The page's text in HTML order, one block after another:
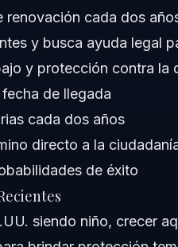
la renovación de DACA?
fuera de Estados Unidos?
renovación cada dos
y busca ayuda legal
y protección contra la
de llegada
cada dos años
directo a la
de éxito
siendo niño, crecer